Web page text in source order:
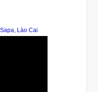
Lào Cai